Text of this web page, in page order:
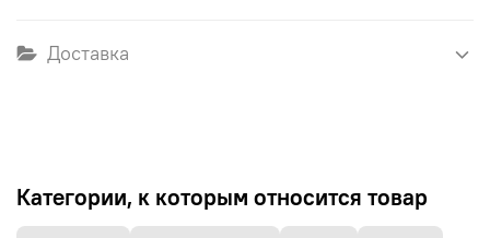
Доставка
Категории, к которым относится товар